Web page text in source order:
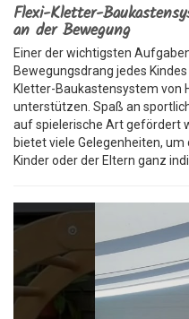
Flexi-Kletter-
an der Bewegung
Einer der wichtigsten
Bewegungsdrang jedes
Kletter-Baukastensystem von
unterstützen. Spaß an
auf spielerische Art gefördert
bietet viele Gelegenheiten,
Kinder oder der Eltern ganz